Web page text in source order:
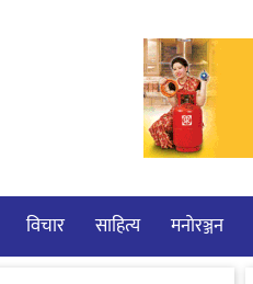
विचार साहित्य मनाेरञ्जन